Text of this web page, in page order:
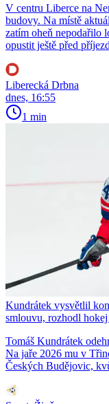
V centru Liberce na
budovy. Na místě
zatím oheň nepodařilo
opustit ještě před
Liberecká Drbna
dnes, 16:55
1 min
Kundrátek vysvětlil
smlouvu, rozhodl
Tomáš Kundrátek
Na jaře 2026 mu v
Českých Budějovic,